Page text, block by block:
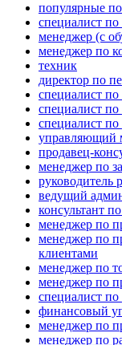
популярные
специалист по
менеджер (с
менеджер по
техник
директор по
специалист
специалист по
специалист по
управляющий
продавец-
менеджер по
руководитель
ведущий
консультант
менеджер по
менеджер по
клиентами
менеджер по
менеджер по
специалист
финансовый
менеджер по
менеджер по